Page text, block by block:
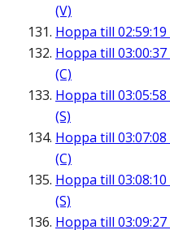
(V)
Hoppa till 02:59:19
Hoppa till 03:00:37
(C)
Hoppa till 03:05:58
(S)
Hoppa till 03:07:08
(C)
Hoppa till 03:08:10
(S)
Hoppa till 03:09:27